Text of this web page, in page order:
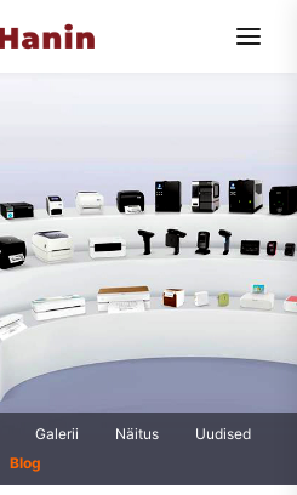
Galerii Näitus
Uudised
Blog